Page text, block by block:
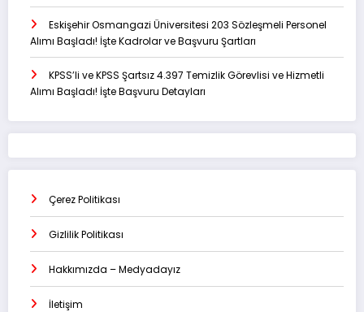
Eskişehir Osmangazi Üniversitesi 203 Sözleşmeli Personel
Alımı Başladı! İşte Kadrolar ve Başvuru Şartları
KPSS’li ve KPSS Şartsız 4.397 Temizlik Görevlisi ve Hizmetli
Alımı Başladı! İşte Başvuru Detayları
Çerez Politikası
Gizlilik Politikası
Hakkımızda – Medyadayız
İletişim